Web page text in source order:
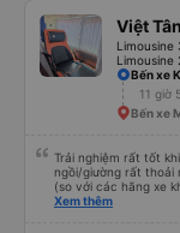
Việt
Limousine
Limousine
Bến xe
11 giờ
Bến xe
Trải nghiệm rất tốt
ngồi/giường rất thoải
(so với các hãng xe
sử dụng lại sau.
Xem thêm